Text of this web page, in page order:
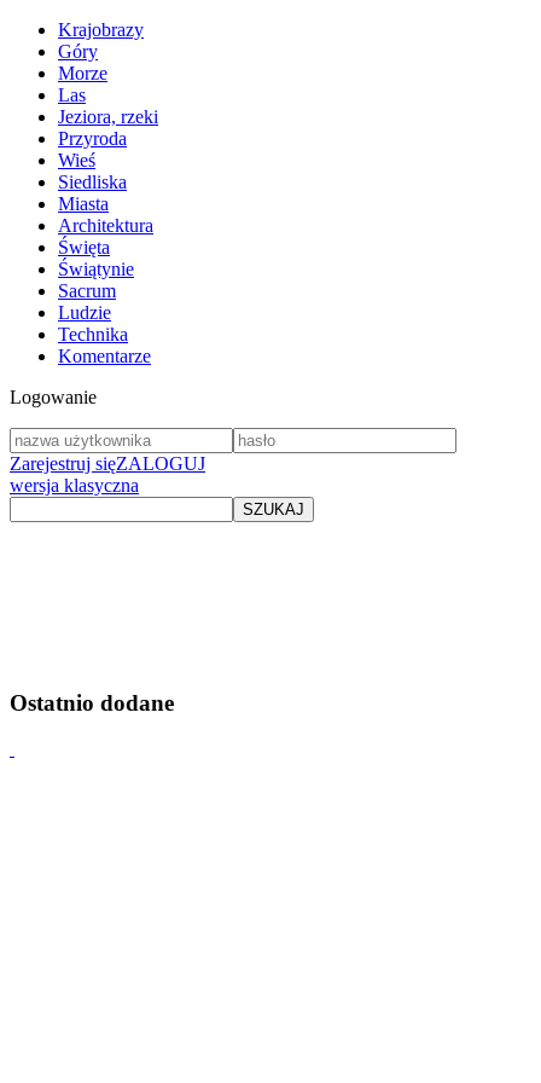
Krajobrazy
Góry
Morze
Las
Jeziora, rzeki
Przyroda
Wieś
Siedliska
Miasta
Architektura
Święta
Świątynie
Sacrum
Ludzie
Technika
Komentarze
Logowanie
Zarejestruj sięZALOGUJ
wersja klasyczna
Ostatnio dodane